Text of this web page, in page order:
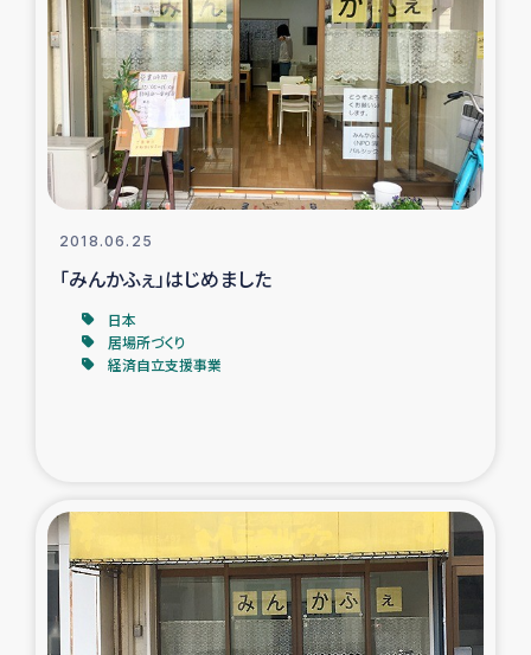
トルコ・シリア地震被災者支援
デニヤヤ小規模紅茶農家支援
コーヒー生産者支援
アイナロ県マウベシ郡でのコーヒー畑改善事業
女性の生計向上支援
2018.06.25
「みんかふぇ」はじめました
日本
居場所づくり
経済自立支援事業